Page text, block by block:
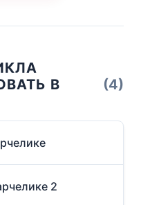
В
(4)
2